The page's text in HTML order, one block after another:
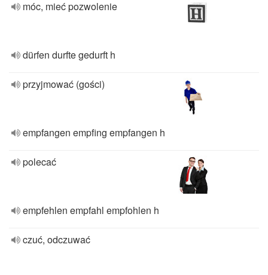
móc, mieć pozwolenie
dürfen durfte gedurft h
przyjmować (gości)
empfangen empfing empfangen h
polecać
empfehlen empfahl empfohlen h
czuć, odczuwać